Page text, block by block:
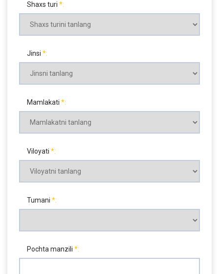
Shaxs turi
Jinsi
Mamlakati
Viloyati
Tumani
Pochta manzili